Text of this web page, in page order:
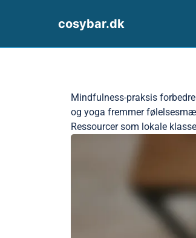
cosybar.dk
Mindfulness-praksis
og yoga fremmer
Ressourcer som lokale